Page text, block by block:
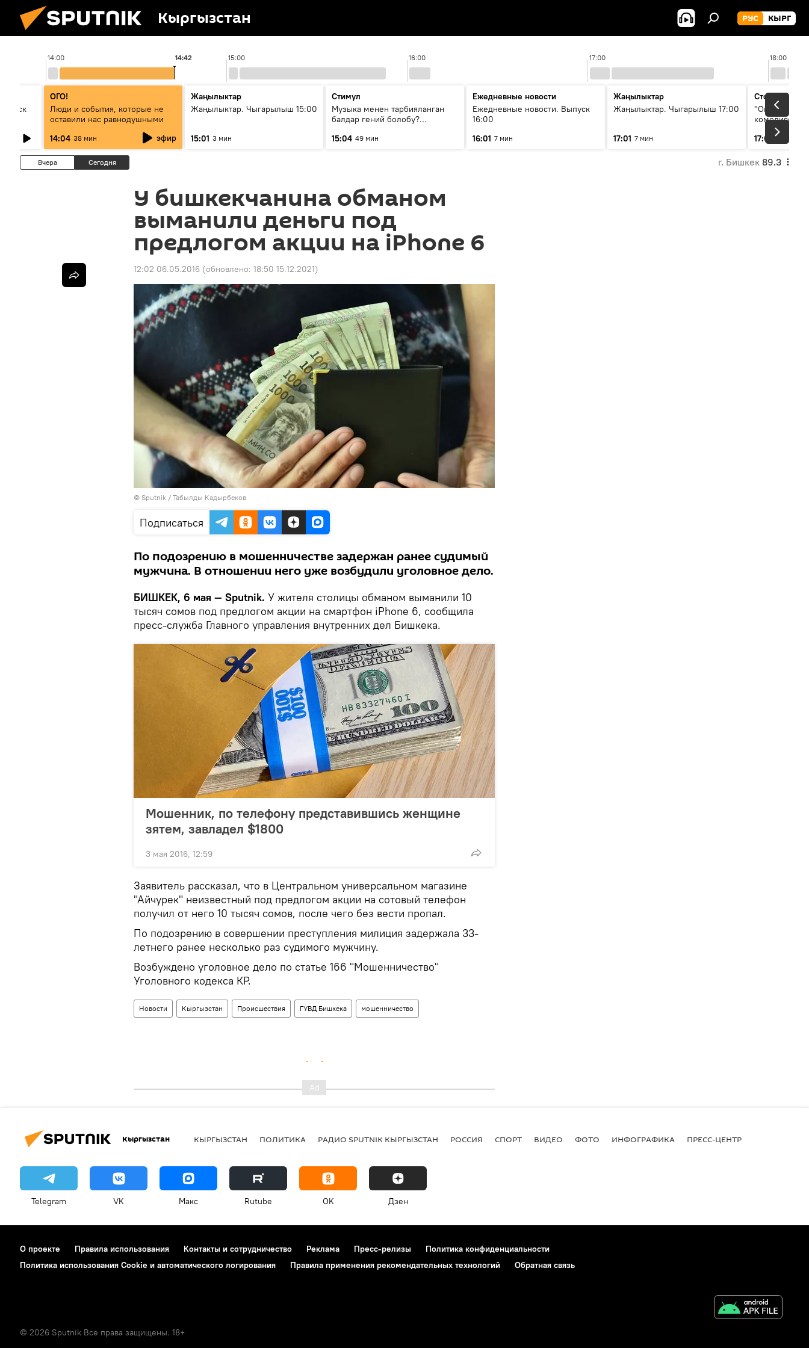
Кыргызстан РУС КЫРГ
14:00 15:00 16:00 17:00 18:00
14:42
ОГО!
Люди и события, которые не
оставили нас равнодушными
14:04 38 мин эфир
Жаңылыктар
Жаңылыктар. Чыгарылыш 15:00
15:01 3 мин
Стимул
Музыка менен тарбияланган
балдар гений болобу?
музыканын орду
15:04 49 мин
Ежедневные новости
Ежедневные новости. Выпуск
16:00
16:01 7 мин
Жаңылыктар
Жаңылыктар. Чыгарылыш 17:00
17:01 7 мин
Стоп кадр
"Окен ава" —
комедиясы
17:08
Вчера Сегодня г. Бишкек 89.3
У бишкекчанина обманом
выманили деньги под
предлогом акции на iPhone 6
12:02 06.05.2016 (обновлено: 18:50 15.12.2021)
© Sputnik / Табылды Кадырбеков
Подписаться
По подозрению в мошенничестве задержан ранее судимый
мужчина. В отношении него уже возбудили уголовное дело.
БИШКЕК, 6 мая — Sputnik. У жителя столицы обманом выманили 10
тысяч сомов под предлогом акции на смартфон iPhone 6, сообщила
пресс-служба Главного управления внутренних дел Бишкека.
Мошенник, по телефону представившись женщине
зятем, завладел $1800
3 мая 2016, 12:59
Заявитель рассказал, что в Центральном универсальном магазине
"Айчурек" неизвестный под предлогом акции на сотовый телефон
получил от него 10 тысяч сомов, после чего без вести пропал.
По подозрению в совершении преступления милиция задержала 33-
летнего ранее несколько раз судимого мужчину.
Возбуждено уголовное дело по статье 166 "Мошенничество"
Уголовного кодекса КР.
Новости Кыргызстан Происшествия ГУВД Бишкека мошенничество
Кыргызстан КЫРГЫЗСТАН ПОЛИТИКА РАДИО SPUTNIK КЫРГЫЗСТАН РОССИЯ СПОРТ ВИДЕО ФОТО ИНФОГРАФИКА ПРЕСС-ЦЕНТР
Telegram VK Макс Rutube OK Дзен
О проекте Правила использования Контакты и сотрудничество Реклама Пресс-релизы
Политика конфиденциальности
Политика использования Cookie и автоматического логирования
Правила применения рекомендательных технологий Обратная связь
© 2026 Sputnik Все права защищены. 18+